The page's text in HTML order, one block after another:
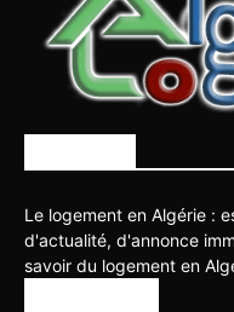
Le logement en Algérie :
d'actualité, d'annonce
savoir du logement en